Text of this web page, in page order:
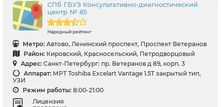
СПб ГБУЗ Консультативно-диагностический
центр № 85
Народный рейтинг
Метро: Автово, Ленинский проспект, Проспект Ветеранов
Район: Кировский, Красносельский, Петродворцовый
Адрес: Санкт-Петербург: пр. Ветеранов д 89, корп. 3
Аппарат: МРТ Toshiba Excelart Vantage 1.5T закрытый тип,
УЗИ
Режим работы: 8:00-21:00
Лицензия